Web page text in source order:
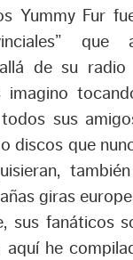
Yummy Fur
que
de su radio
imagino
sus
discos que
giras
sus fanáticos
he